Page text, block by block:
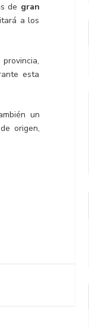
de gran
a los
esta
un
origen,